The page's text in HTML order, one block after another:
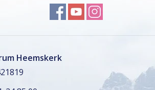
Heemskerk